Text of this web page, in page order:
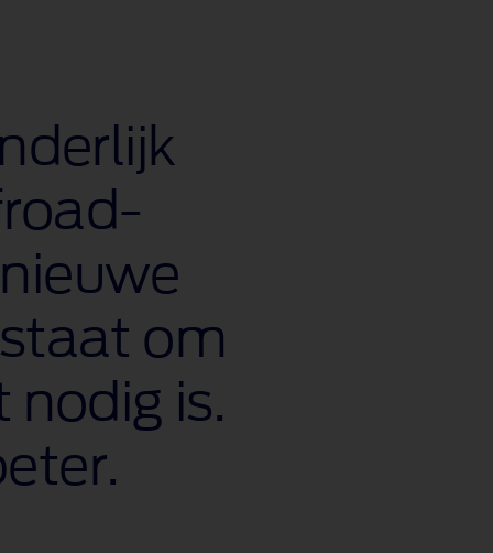
om
nodig is.